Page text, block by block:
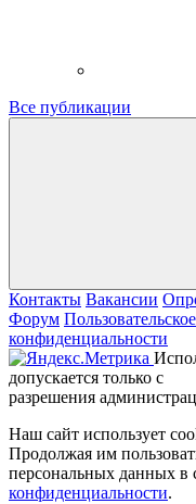
Все публикации
Контакты Вакансии
Форум
конфиденциальности
допускается только с
разрешения
Наш сайт использует
Продолжая им
персональных данных в
конфиденциальности.